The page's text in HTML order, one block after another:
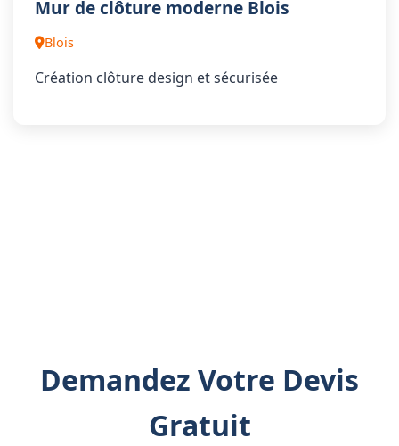
Mur de clôture moderne Blois
Blois
Création clôture design et sécurisée
Demandez Votre Devis
Gratuit